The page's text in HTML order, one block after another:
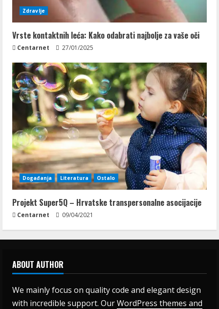
Zdravlje
Vrste kontaktnih leća: Kako odabrati najbolje za vaše oči
Centarnet 27/01/2025
Događanja Literatura Ostalo
Projekt Super5Q – Hrvatske transpersonalne asocijacije
Centarnet 09/04/2021
ABOUT AUTHOR
We mainly focus on quality code and elegant design
with incredible support. OurWordPress themes and